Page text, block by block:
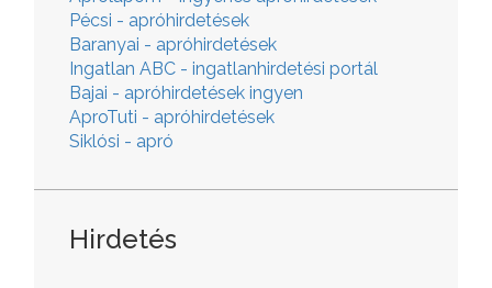
Pécsi - apróhirdetések
Baranyai - apróhirdetések
Ingatlan ABC - ingatlanhirdetési portál
Bajai - apróhirdetések ingyen
AproTuti - apróhirdetések
Siklósi - apró
Hirdetés